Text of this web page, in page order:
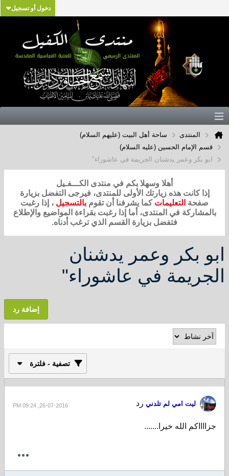
دخول أو تسجيل
المنتدى
ساحة أهل البيت (عليهم السلام)
قسم الإمام الحسين (عليه السلام)
ابو بكر وعمر يدشنان الجريمة في عاشوراء"
أهلا وسهلا بكم في منتدى الكـــفـيل
إذا كانت هذه زيارتك الأولى للمنتدى، فيرجى التفضل بزيارة
صفحة التعليمات كما يشرفنا أن تقوم بالتسجيل ، إذا رغبت
بالمشاركة في المنتدى، أما إذا رغبت بقراءة المواضيع والإطلاع
فتفضل بزيارة القسم الذي ترغب أدناه.
ابو بكر وعمر يدشنان
الجريمة في عاشوراء"
إضافة رد
تصفية - فلترة
ليت امي لم تلدني رد 26-07-2016, 09:24 PM
جزااااكم الله خيرا.......